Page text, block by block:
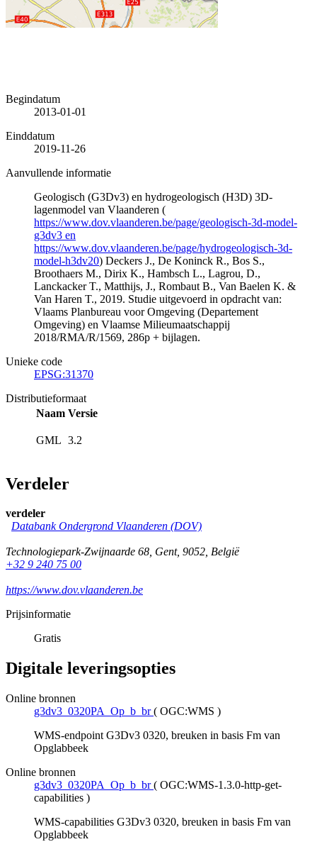
Begindatum
2013-01-01
Einddatum
2019-11-26
Aanvullende informatie
Geologisch (G3Dv3) en hydrogeologisch (H3D) 3D-
lagenmodel van Vlaanderen (
https://www.dov.vlaanderen.be/page/geologisch-3d-model-
g3dv3 en
https://www.dov.vlaanderen.be/page/hydrogeologisch-3d-
model-h3dv20) Deckers J., De Koninck R., Bos S.,
Broothaers M., Dirix K., Hambsch L., Lagrou, D.,
Lanckacker T., Matthijs, J., Rombaut B., Van Baelen K. &
Van Haren T., 2019. Studie uitgevoerd in opdracht van:
Vlaams Planbureau voor Omgeving (Departement
Omgeving) en Vlaamse Milieumaatschappij
2018/RMA/R/1569, 286p + bijlagen.
Unieke code
EPSG:31370
Distributieformaat
Naam Versie
GML 3.2
Verdeler
verdeler
Databank Ondergrond Vlaanderen (DOV)
Technologiepark-Zwijnaarde 68, Gent, 9052, België
+32 9 240 75 00
https://www.dov.vlaanderen.be
Prijsinformatie
Gratis
Digitale leveringsopties
Online bronnen
g3dv3_0320PA_Op_b_br ( OGC:WMS )
WMS-endpoint G3Dv3 0320, breuken in basis Fm van
Opglabbeek
Online bronnen
g3dv3_0320PA_Op_b_br ( OGC:WMS-1.3.0-http-get-
capabilities )
WMS-capabilities G3Dv3 0320, breuken in basis Fm van
Opglabbeek